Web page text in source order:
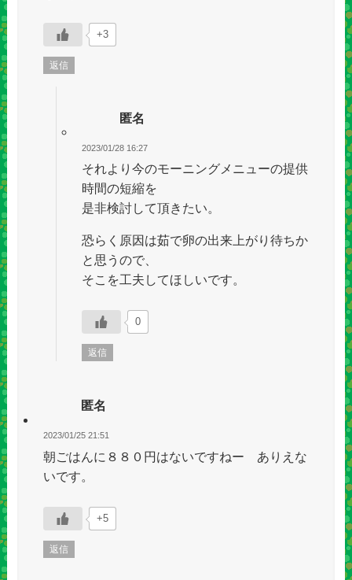
+3
返信
匿名
2023/01/28 16:27
それより今のモーニングメニューの提供
時間の短縮を
是非検討して頂きたい。
恐らく原因は茹で卵の出来上がり待ちか
と思うので、
そこを工夫してほしいです。
0
返信
匿名
2023/01/25 21:51
朝ごはんに８８０円はないですねー ありえな
いです。
+5
返信